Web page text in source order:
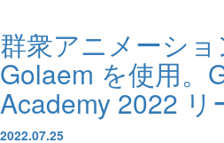
群衆アニメーシ
Golaem を使用。
Academy 2022 リ
2022.07.25